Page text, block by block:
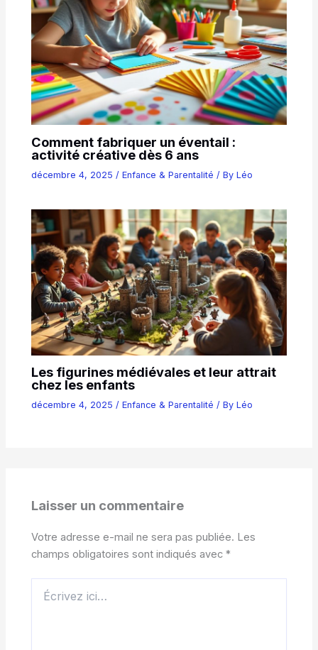
Comment fabriquer un éventail :
activité créative dès 6 ans
décembre 4, 2025 /Enfance & Parentalité / ByLéo
Les figurines médiévales et leur attrait
chez les enfants
décembre 4, 2025/Enfance & Parentalité / ByLéo
Laisser un commentaire
Votre adresse e-mail ne sera pas publiée. Les
champs obligatoires sont indiqués avec*
ici…